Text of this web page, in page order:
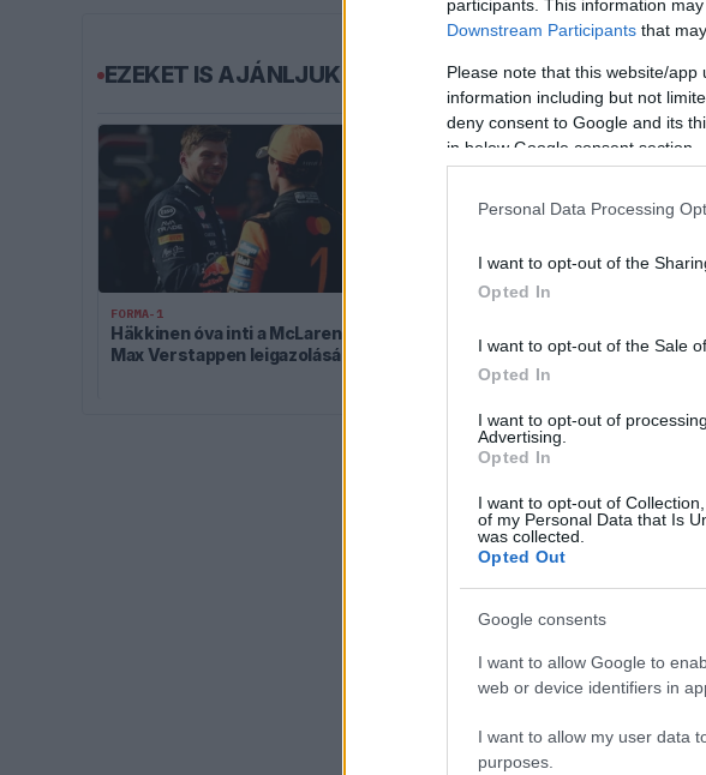
participants. This information
Downstream Participants that
Please note that this website/
information including but not
deny consent to Google and its
in below Google consent section.
Personal Data Processing
I want to opt-out of the
Opted In
I want to opt-out of the Sale
Opted In
I want to opt-out of
Advertising.
Opted In
I want to opt-out of
of my Personal Data that Is
was collected.
Opted Out
Google consents
I want to allow Google to
web or device identifiers in
I want to allow my user data
purposes.
EZEKET IS AJÁNLJUK
FORMA-1
Häkkinen óva inti a McLarent
Max Verstappen leigazolásától
Toto Wolff, bajban a Mercedes